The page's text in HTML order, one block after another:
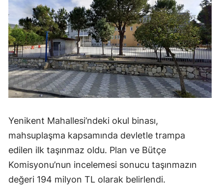
Yenikent Mahallesi’ndeki okul binası,
mahsuplaşma kapsamında devletle trampa
edilen ilk taşınmaz oldu. Plan ve Bütçe
Komisyonu’nun incelemesi sonucu taşınmazın
değeri 194 milyon TL olarak belirlendi.